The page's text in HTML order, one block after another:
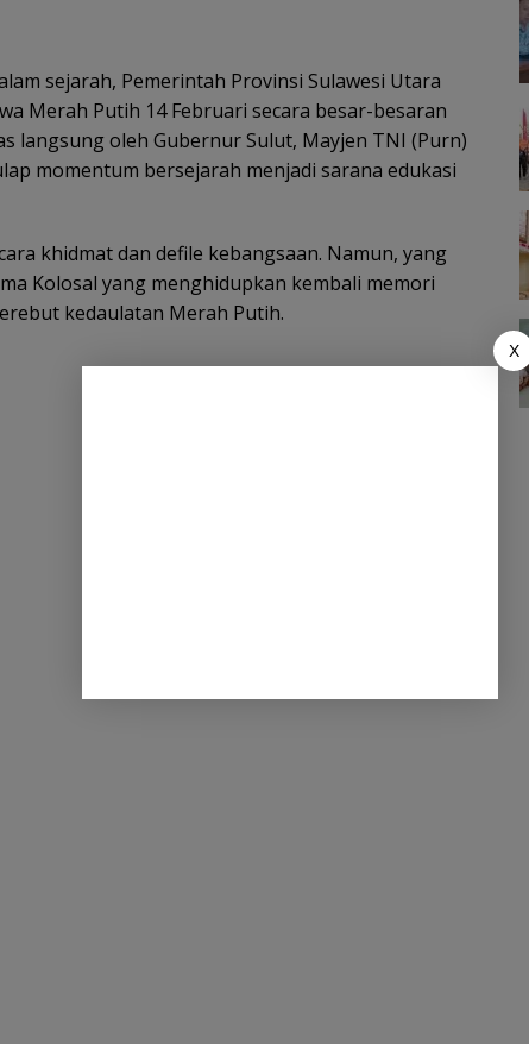
sejarah, Pemerintah Provinsi Sulawesi Utara
Merah Putih 14 Februari secara besar-besaran
langsung oleh Gubernur Sulut, Mayjen TNI (Purn)
momentum bersejarah menjadi sarana edukasi
khidmat dan defile kebangsaan. Namun, yang
Kolosal yang menghidupkan kembali memori
kedaulatan Merah Putih.
X